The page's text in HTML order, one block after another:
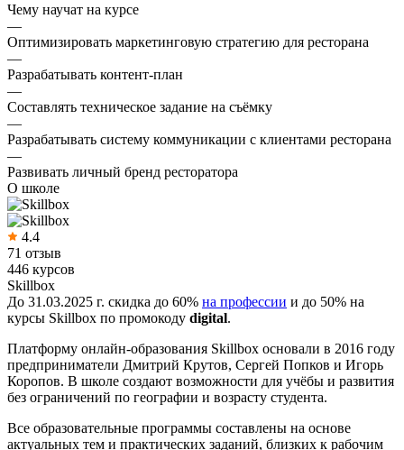
Чему научат на курсе
—
Оптимизировать маркетинговую стратегию для ресторана
—
Разрабатывать контент-план
—
Составлять техническое задание на съёмку
—
Разрабатывать систему коммуникации с клиентами ресторана
—
Развивать личный бренд ресторатора
О школе
4.4
71 отзыв
446 курсов
Skillbox
До 31.03.2025 г. скидка до 60% на профессии и до 50% на
курсы Skillbox по промокоду digital.
Платформу онлайн-образования Skillbox основали в 2016 году
предприниматели Дмитрий Крутов, Сергей Попков и Игорь
Коропов. В школе создают возможности для учёбы и развития
без ограничений по географии и возрасту студента.
Все образовательные программы составлены на основе
актуальных тем и практических заданий, близких к рабочим